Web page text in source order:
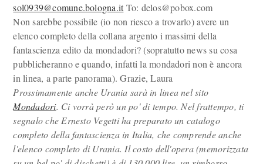
sol0939@comune.bologna.itTo: delos@pobox.com
Non sarebbe possibile (io non riesco a trovarlo) avere un
elenco completo della collana argento i massimi della
fantascienza edito da mondadori? (sopratutto news su cosa
pubblicheranno e quando, infatti la mondadori non è ancora
in linea, a parte panorama). Grazie, Laura
Prossimamente anche Urania sarà in linea nel sito
Mondadori. Ci vorrà però un po' di tempo. Nel frattempo, ti
segnalo che Ernesto Vegetti ha preparato un catalogo
completo della fantascienza in Italia, che comprende anche
l'elenco completo di Urania. Il costo dell'opera (memorizzata